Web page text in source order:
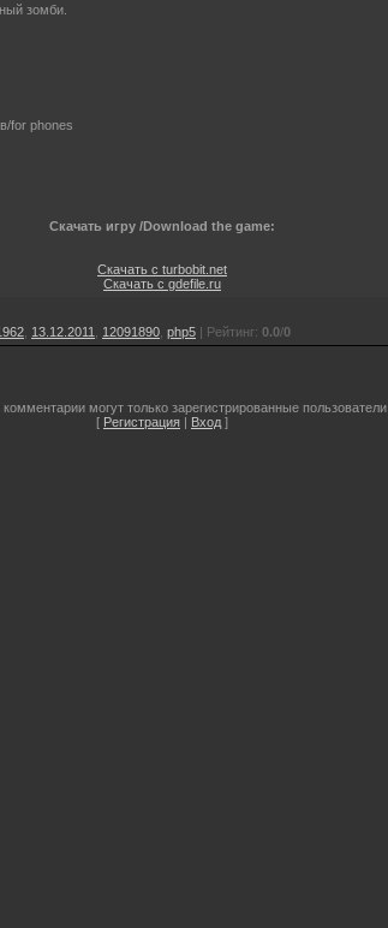
зомби.
for phones
Скачать игру /Download the game:
Скачать с turbobit.net
Скачать с gdefile.ru
13.12.2011 12091890 php5 | Рейтинг: 0.0/0
могут только зарегистрированные пользователи.
[ Регистрация | Вход ]